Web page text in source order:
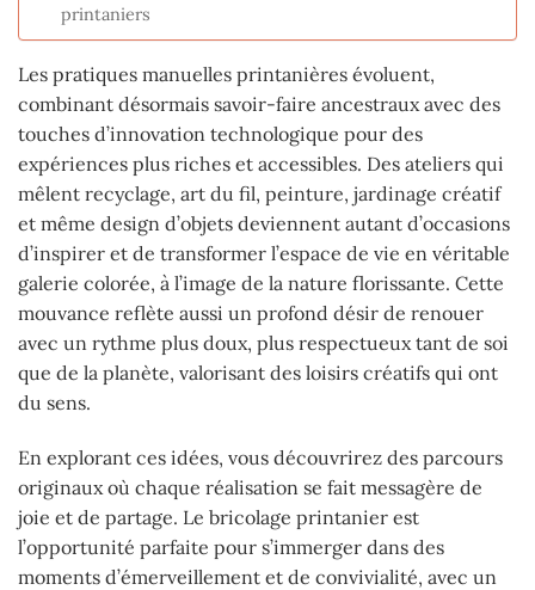
printaniers
Les pratiques manuelles printanières évoluent,
combinant désormais savoir-faire ancestraux avec des
touches d’innovation technologique pour des
expériences plus riches et accessibles. Des ateliers qui
mêlent recyclage, art du fil, peinture, jardinage créatif
et même design d’objets deviennent autant d’occasions
d’inspirer et de transformer l’espace de vie en véritable
galerie colorée, à l’image de la nature florissante. Cette
mouvance reflète aussi un profond désir de renouer
avec un rythme plus doux, plus respectueux tant de soi
que de la planète, valorisant des loisirs créatifs qui ont
du sens.
En explorant ces idées, vous découvrirez des parcours
originaux où chaque réalisation se fait messagère de
joie et de partage. Le bricolage printanier est
l’opportunité parfaite pour s’immerger dans des
moments d’émerveillement et de convivialité, avec un